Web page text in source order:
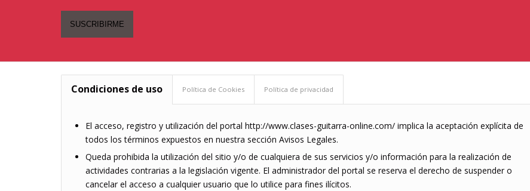
Condiciones de uso Política de Cookies Política de privacidad
El acceso, registro y utilización del portal http://www.clases-guitarra-online.com/ implica la aceptación explícita de
todos los términos expuestos en nuestra sección Avisos Legales.
Queda prohibida la utilización del sitio y/o de cualquiera de sus servicios y/o información para la realización de
actividades contrarias a la legislación vigente. El administrador del portal se reserva el derecho de suspender o
cancelar el acceso a cualquier usuario que lo utilice para fines ilícitos.